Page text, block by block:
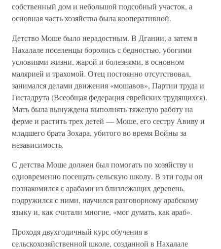
собственный дом и небольшой подсобный участок, а
основная часть хозяйства была кооперативной.
Детство Моше было нерадостным. В Дгании, а затем в
Нахалале поселенцы боролись с бедностью, убогими
условиями жизни, жарой и болезнями, в основном
малярией и трахомой. Отец постоянно отсутствовал,
занимался делами движения «мошавов», Партии труда и
Гистадрута (Всеобщая федерация еврейских трудящихся).
Мать была вынуждена выполнять тяжелую работу на
ферме и растить трех детей — Моше, его сестру Авиву и
младшего брата Зохара, убитого во время Войны за
независимость.
С детства Моше должен был помогать по хозяйству и
одновременно посещать сельскую школу. В эти годы он
познакомился с арабами из близлежащих деревень,
подружился с ними, научился разговорному арабскому
языку и, как считали многие, «мог думать, как араб».
Проходя двухгодичный курс обучения в
сельскохозяйственной школе, созданной в Нахалале